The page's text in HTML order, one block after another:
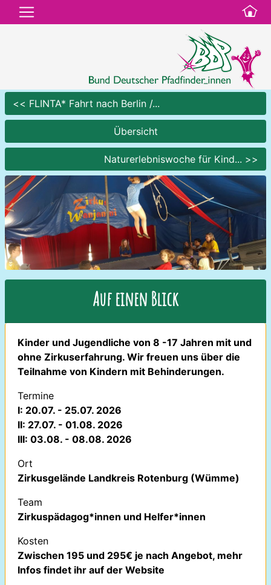
<< FLINTA* Fahrt nach Berlin /...
Übersicht
Naturerlebniswoche für Kind... >>
Auf einen Blick
Kinder und Jugendliche von 8 -17 Jahren mit und
ohne Zirkuserfahrung. Wir freuen uns über die
Teilnahme von Kindern mit Behinderungen.
Termine
I: 20.07. - 25.07. 2026
II: 27.07. - 01.08. 2026
III: 03.08. - 08.08. 2026
Ort
Zirkusgelände Landkreis Rotenburg (Wümme)
Team
Zirkuspädagog*innen und Helfer*innen
Kosten
Zwischen 195 und 295€ je nach Angebot, mehr
Infos findet ihr auf der Website